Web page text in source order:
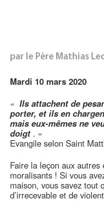
par le Père Mathias
Mardi 10 mars 2020
« Ils attachent de
porter, et ils en
mais eux-mêmes ne
doigt . »
Evangile selon Saint
Faire la leçon aux
moralisants ! Si vous
maison, vous savez tout
d’irrecevable et de